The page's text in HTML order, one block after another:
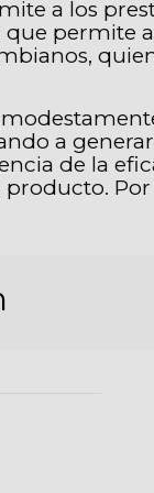
a los
permite
a
de la